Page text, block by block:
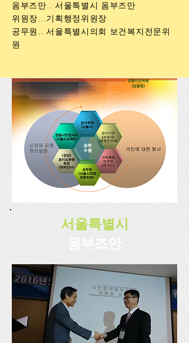
옴부즈만.. 서울특별시 옴부즈만
위원장...기획행정위원장
공무원.. 서울특별시의회 보건복지전문위
원
검찰시민위원
​(검찰청)
서울특별시
옴부즈만